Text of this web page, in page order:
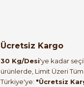
Ücretsiz Kargo
30 Kg/Desi'ye kadar
ürünlerde, Limit Üzeri Tüm
Türkiye'ye: "Ücretsiz